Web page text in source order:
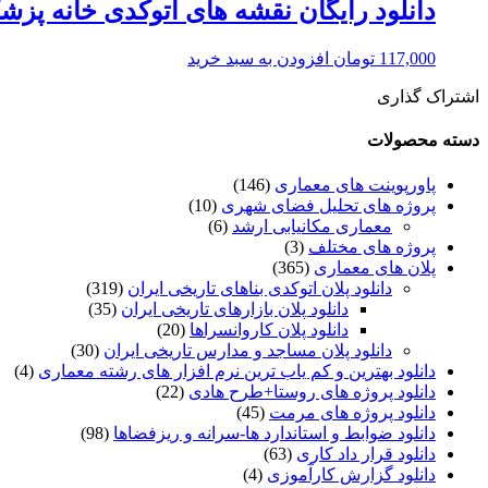
دانلود رایگان نقشه های اتوکدی خانه
117,000 تومان افزودن به سبد خرید
اشتراک گذاری
دسته محصولات
پاورپوینت های معماری (146)
پروژه های تحلیل فضای شهری (10)
معماری مکانیابی ارشد (6)
پروژه های مختلف (3)
پلان های معماری (365)
دانلود پلان اتوکدی بناهای تاریخی ایران (319)
دانلود پلان بازارهای تاریخی ایران (35)
دانلود پلان کاروانسراها (20)
دانلود پلان مساجد و مدارس تاریخی ایران (30)
دانلود بهترین و کم یاب ترین نرم افزار های رشته معماری (4)
دانلود پروژه های روستا+طرح هادی (22)
دانلود پروژه های مرمت (45)
دانلود ضوابط و استاندارد ها-سرانه و ریزفضاها (98)
دانلود قرار داد کاری (63)
دانلود گزارش کارآموزی (4)